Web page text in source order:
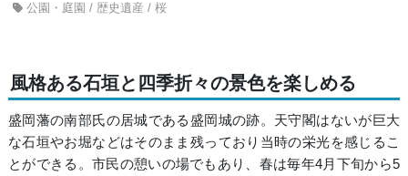
公園・庭園 / 歴史遺産 / 桜
風格ある石垣と四季折々の景色を楽しめる
盛岡藩の南部氏の居城である盛岡城の跡。天守閣はないが巨大
な石垣やお堀などはそのまま残っており当時の栄光を感じるこ
とができる。市民の憩いの場でもあり、春は毎年4月下旬から5